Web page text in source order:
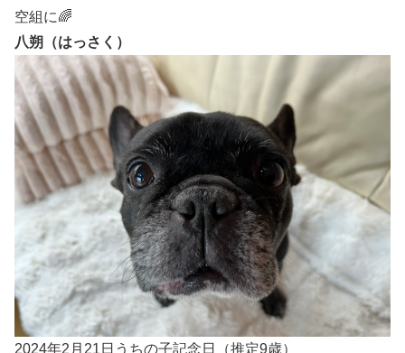
空組に🌈
八朔（はっさく）
2024年2月21日うちの子記念日（推定9歳）